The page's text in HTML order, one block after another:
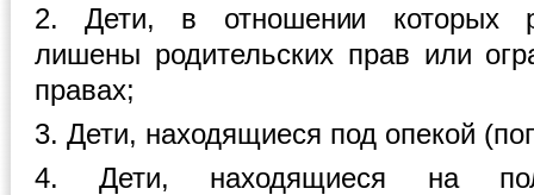
2. Дети, в отношении которых
лишены родительских прав или
правах;
3. Дети, находящиеся под опекой
4. Дети, находящиеся на